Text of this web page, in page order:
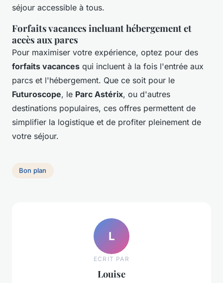
séjour accessible à tous.
Forfaits vacances incluant hébergement et
accès aux parcs
Pour maximiser votre expérience, optez pour des
forfaits vacances qui incluent à la fois l'entrée aux
parcs et l'hébergement. Que ce soit pour le
Futuroscope, le Parc Astérix, ou d'autres
destinations populaires, ces offres permettent de
simplifier la logistique et de profiter pleinement de
votre séjour.
Bon plan
L
ECRIT PAR
Louise